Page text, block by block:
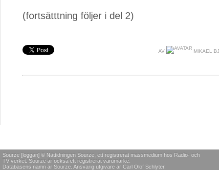
(fortsätttning följer i del 2)
AV MIKAEL
Sourze [loggan] © Nättidningen Sourze, ett registrerat massmedium hos Radio- och
TV-verket. Sourze är också ett registrerat varumärke.
Databasens namn är Sourze. Ansvarig utgivare är Carl Olof Schlyter.